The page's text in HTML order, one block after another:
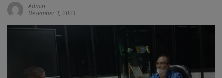
Admin
Desember 3, 2021